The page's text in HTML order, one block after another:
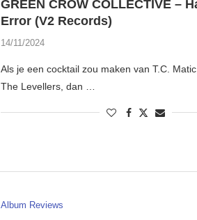
GREEN CROW COLLECTIVE –
Error (V2 Records)
14/11/2024
Als je een cocktail zou maken van T.C.
The Levellers, dan …
Album Reviews